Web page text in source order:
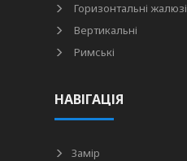
Горизонтальні жалюзі
Вертикальні
Римські
НАВІГАЦІЯ
Замір